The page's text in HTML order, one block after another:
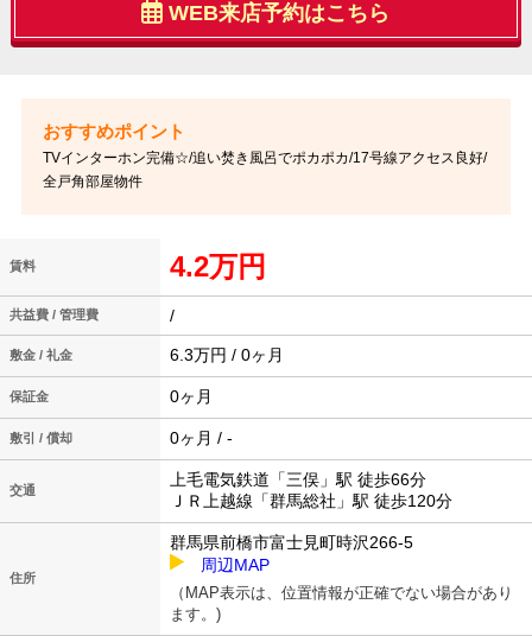
WEB来店予約はこちら
TVインターホン完備☆/追い焚き風呂でポカポカ/17号線アクセス良好/
全戸角部屋物件
賃料 4.2万円
共益費 / 管理費 /
敷金 / 礼金 6.3万円 / 0ヶ月
保証金 0ヶ月
敷引 / 償却 0ヶ月 / -
交通
上毛電気鉄道「三俣」駅 徒歩66分
ＪＲ上越線「群馬総社」駅 徒歩120分
住所
群馬県前橋市富士見町時沢266-5
周辺MAP
（MAP表示は、位置情報が正確でない場合があり
ます。)